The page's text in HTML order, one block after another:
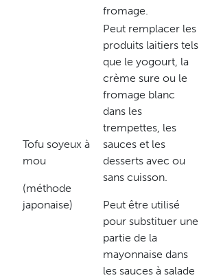
fromage.
Tofu soyeux à
mou
(méthode
japonaise)
Peut remplacer les
produits laitiers tels
que le yogourt, la
crème sure ou le
fromage blanc
dans les
trempettes, les
sauces et les
desserts avec ou
sans cuisson.
Peut être utilisé
pour substituer une
partie de la
mayonnaise dans
les sauces à salade